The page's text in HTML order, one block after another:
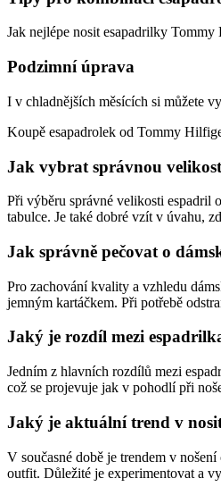
Jak nejlépe nosit esapadrilky
Podzimní úprava
I v chladnějších měsících si můžete
Koupě esapadrolek od Tommy
Jak vybrat správnou
Při výběru správné velikosti espadril
tabulce. Je také dobré vzít v úvahu,
Jak správně pečovat o
Pro zachování kvality a vzhledu
jemným kartáčkem. Při potřebě
Jaký je rozdíl mezi
Jedním z hlavních rozdílů mezi
což se projevuje jak v pohodlí při
Jaký je aktuální trend v
V současné době je trendem v
outfit. Důležité je experimentovat a